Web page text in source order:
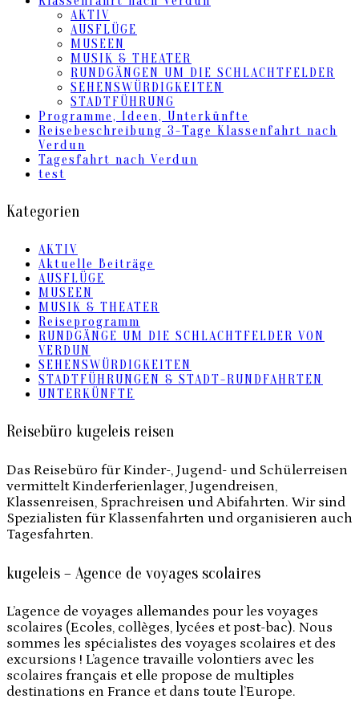
AKTIV
AUSFLÜGE
MUSEEN
MUSIK & THEATER
RUNDGÄNGEN UM DIE SCHLACHTFELDER
SEHENSWÜRDIGKEITEN
STADTFÜHRUNG
Programme, Ideen, Unterkünfte
Reisebeschreibung 3-Tage Klassenfahrt nach
Verdun
Tagesfahrt nach Verdun
test
Kategorien
AKTIV
Aktuelle Beiträge
AUSFLÜGE
MUSEEN
MUSIK & THEATER
Reiseprogramm
RUNDGÄNGE UM DIE SCHLACHTFELDER VON
VERDUN
SEHENSWÜRDIGKEITEN
STADTFÜHRUNGEN & STADT-RUNDFAHRTEN
UNTERKÜNFTE
Reisebüro kugeleis reisen
Das Reisebüro für Kinder-, Jugend- und Schülerreisen
vermittelt Kinderferienlager, Jugendreisen,
Klassenreisen, Sprachreisen und Abifahrten. Wir sind
Spezialisten für Klassenfahrten und organisieren auch
Tagesfahrten.
kugeleis – Agence de voyages scolaires
L’agence de voyages allemandes pour les voyages
scolaires (Ecoles, collèges, lycées et post-bac). Nous
sommes les spécialistes des voyages scolaires et des
excursions ! L’agence travaille volontiers avec les
scolaires français et elle propose de multiples
destinations en France et dans toute l’Europe.